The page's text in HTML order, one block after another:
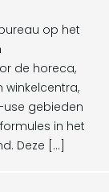
op het
de horeca,
winkelcentra,
use gebieden
in het
Deze […]